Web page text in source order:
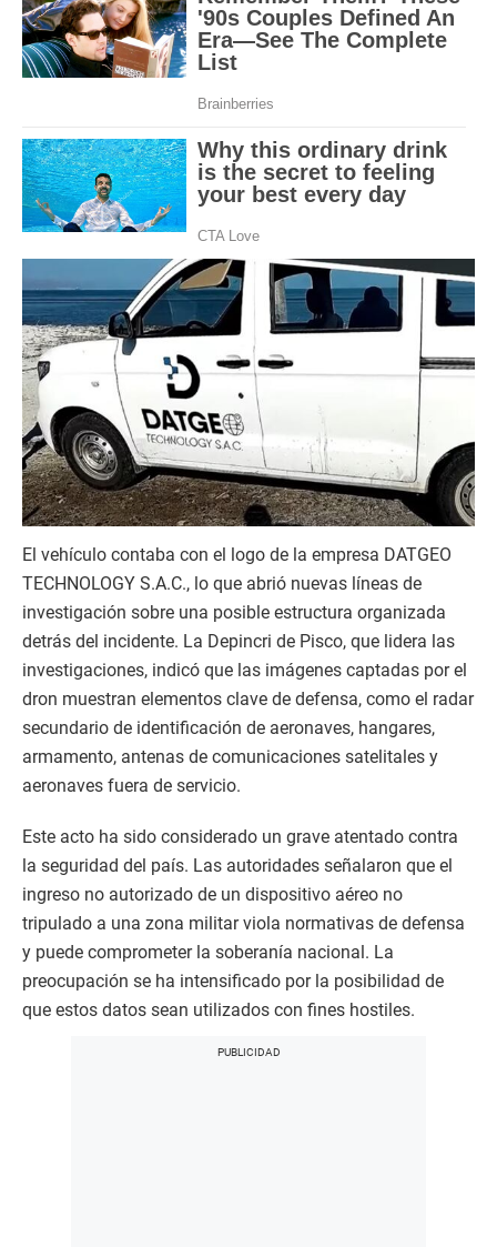
El vehículo contaba con el logo de la empresa DATGEO
TECHNOLOGY S.A.C., lo que abrió nuevas líneas de
investigación sobre una posible estructura organizada
detrás del incidente. La Depincri de Pisco, que lidera las
investigaciones, indicó que las imágenes captadas por el
dron muestran elementos clave de defensa, como el radar
secundario de identificación de aeronaves, hangares,
armamento, antenas de comunicaciones satelitales y
aeronaves fuera de servicio.
Este acto ha sido considerado un grave atentado contra
la seguridad del país. Las autoridades señalaron que el
ingreso no autorizado de un dispositivo aéreo no
tripulado a una zona militar viola normativas de defensa
y puede comprometer la soberanía nacional. La
preocupación se ha intensificado por la posibilidad de
que estos datos sean utilizados con fines hostiles.